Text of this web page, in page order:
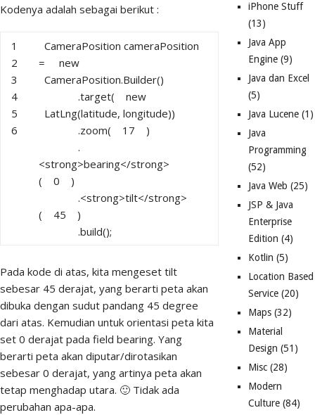
Kodenya adalah sebagai berikut :
1
2
3
4
5
6
CameraPosition cameraPosition
=
new
CameraPosition.Builder()
.target(
new
LatLng(latitude, longitude))
.zoom(
17
)
.
<strong>bearing</strong>
(
0
)
.<strong>tilt</strong>
(
45
)
.build();
Pada kode di atas, kita mengeset tilt
sebesar 45 derajat, yang berarti peta akan
dibuka dengan sudut pandang 45 degree
dari atas. Kemudian untuk orientasi peta kita
set 0 derajat pada field bearing. Yang
berarti peta akan diputar/dirotasikan
sebesar 0 derajat, yang artinya peta akan
tetap menghadap utara. 🙂 Tidak ada
perubahan apa-apa.
iPhone Stuff
(13)
Java App
Engine (9)
Java dan Excel
(5)
Java Lucene (1)
Java
Programming
(52)
Java Web (25)
JSP & Java
Enterprise
Edition (4)
Kotlin (5)
Location Based
Service (20)
Maps (32)
Material
Design (51)
Misc (28)
Modern
Culture (84)